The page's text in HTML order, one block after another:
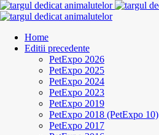
Home
Editii precedente
PetExpo 2026
PetExpo 2025
PetExpo 2024
PetExpo 2023
PetExpo 2019
PetExpo 2018 (PetExpo 10)
PetExpo 2017